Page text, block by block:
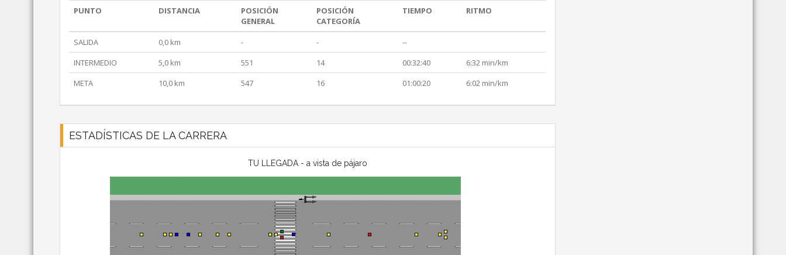
PUNTO DISTANCIA
POSICIÓN
GENERAL
POSICIÓN
CATEGORÍA
TIEMPO RITMO
SALIDA 0,0 km - -
--
INTERMEDIO
5,0 km 551 14 00:32:40
6:32 min/km
META
10,0 km 547 16 01:00:20 6:02 min/km
ESTADÍSTICAS DE LA CARRERA
TU LLEGADA - a vista de pájaro